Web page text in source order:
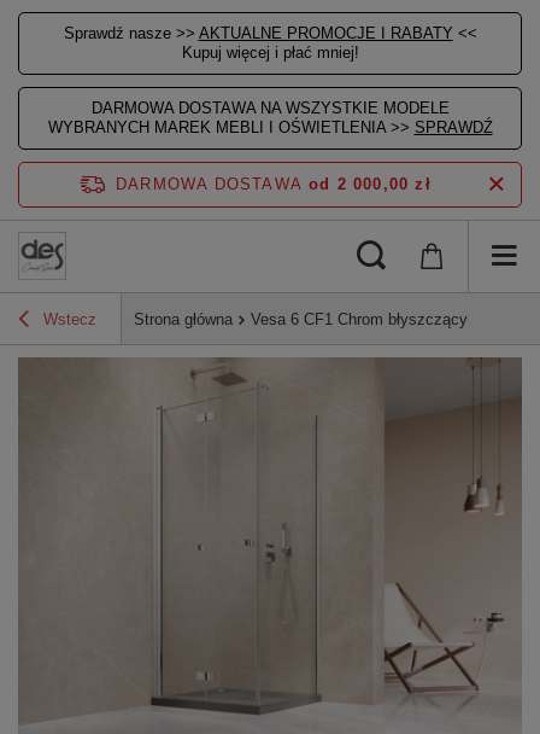
Sprawdź nasze >> AKTUALNE PROMOCJE I RABATY <<
Kupuj więcej i płać mniej!
DARMOWA DOSTAWA NA WSZYSTKIE MODELE
WYBRANYCH MAREK MEBLI I OŚWIETLENIA >> SPRAWDŹ
DARMOWA DOSTAWA od 2 000,00 zł
Wstecz Strona główna Vesa 6 CF1 Chrom błyszczący